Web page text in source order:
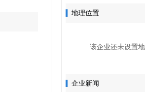
地理位置
该企业还未设置
企业新闻